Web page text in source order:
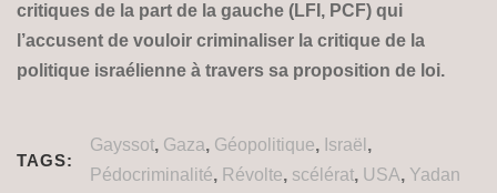
critiques de la part de la gauche (LFI, PCF) qui
l’accusent de vouloir criminaliser la critique de la
politique israélienne à travers sa proposition de loi.
TAGS:
Gayssot, Gaza, Géopolitique, Israël ,
Pédocriminalité, Révolte, scélérat, USA, Yadan